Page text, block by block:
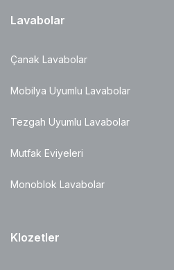
Lavabolar
Çanak Lavabolar
Mobilya Uyumlu Lavabolar
Tezgah Uyumlu Lavabolar
Mutfak Eviyeleri
Monoblok Lavabolar
Klozetler